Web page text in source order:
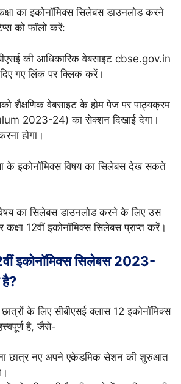
का इकोनॉमिक्स सिलेबस डाउनलोड करने
को फॉलो करें:
की आधिकारिक वेबसाइट cbse.gov.in
गए लिंक पर क्लिक करें।
शैक्षणिक वेबसाइट के होम पेज पर पाठ्यक्रम
2023-24) का सेक्शन दिखाई देगा।
होगा।
के इकोनॉमिक्स विषय का सिलेबस देख सकते
का सिलेबस डाउनलोड करने के लिए उस
12वीं इकोनॉमिक्स सिलेबस प्राप्त करें।
इकोनॉमिक्स सिलेबस 2023-
है?
छात्रों के लिए सीबीएसई क्लास 12 इकोनॉमिक्स
है, जैसे-
छात्र नए अपने एकेडमिक सेशन की शुरुआत